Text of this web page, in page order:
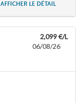
AFFICHER LE DÉTAIL
2,099 €/L
06/08/26